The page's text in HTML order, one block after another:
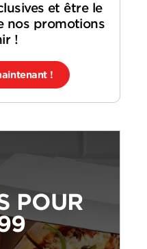
et être le
nos promotions
!
!
POUR